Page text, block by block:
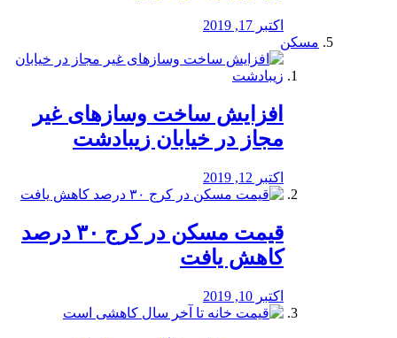
اکتبر 17, 2019
مسکن
افزایش ساخت وسازهای غیر
مجاز در خیابان زیبادشت
اکتبر 12, 2019
️قیمت مسکن در کرج ۳۰ درصد
کاهش یافت
اکتبر 10, 2019